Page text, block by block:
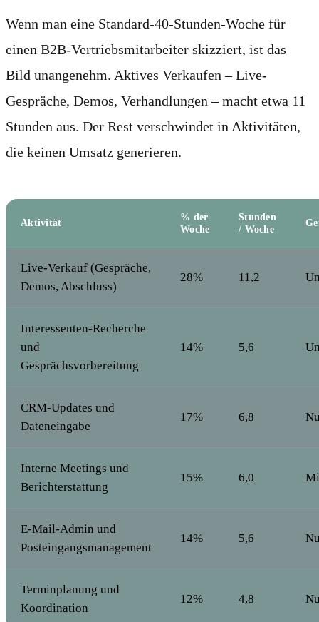
Wenn man eine Standard-40-Stunden-Woche für
einen B2B-Vertriebsmitarbeiter skizziert, ist das
Bild unangenehm. Aktives Verkaufen – Live-
Gespräche, Demos, Verhandlungen – macht etwa 11
Stunden aus. Der Rest verschwindet in Aktivitäten,
die keinen Umsatz generieren.
Aktivität
% der
Woche
Stunden
/ Woche
Live-Verkauf (Gespräche,
Demos, Abschluss)
28% 11,2
Interessenten-Recherche
und
Gesprächsvorbereitung
14% 5,6
CRM-Updates und
Dateneingabe
17% 6,8
Interne Meetings und
Berichterstattung
15% 6,0
E-Mail-Admin und
Posteingangsmanagement
14% 5,6
Terminplanung und
Koordination
12% 4,8